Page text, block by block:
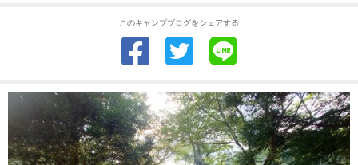
このキャンプブログをシェアする